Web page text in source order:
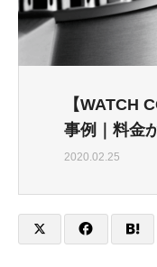
【WATCH
事例｜料金
2020.02.25